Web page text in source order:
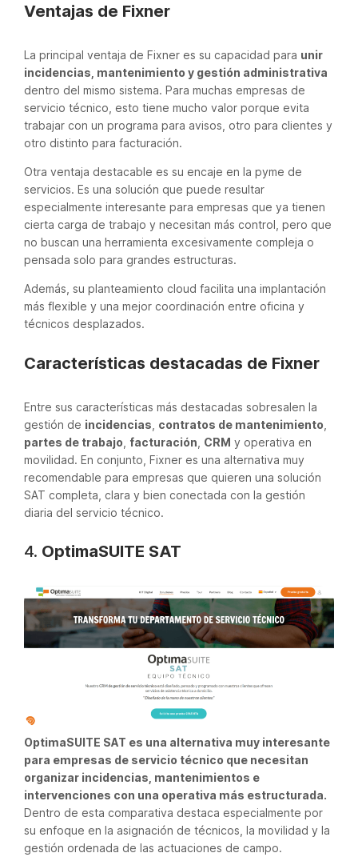
Ventajas de Fixner
La principal ventaja de Fixner es su capacidad para unir
incidencias, mantenimiento y gestión administrativa
dentro del mismo sistema. Para muchas empresas de
servicio técnico, esto tiene mucho valor porque evita
trabajar con un programa para avisos, otro para clientes y
otro distinto para facturación.
Otra ventaja destacable es su encaje en la pyme de
servicios. Es una solución que puede resultar
especialmente interesante para empresas que ya tienen
cierta carga de trabajo y necesitan más control, pero que
no buscan una herramienta excesivamente compleja o
pensada solo para grandes estructuras.
Además, su planteamiento cloud facilita una implantación
más flexible y una mejor coordinación entre oficina y
técnicos desplazados.
Características destacadas de Fixner
Entre sus características más destacadas sobresalen la
gestión de incidencias contratos de mantenimiento
partes de trabajo facturación CRM y operativa en
movilidad. En conjunto, Fixner es una alternativa muy
recomendable para empresas que quieren una solución
SAT completa, clara y bien conectada con la gestión
diaria del servicio técnico.
4. OptimaSUITE SAT
OptimaSUITE SAT es una alternativa muy interesante
para empresas de servicio técnico que necesitan
organizar incidencias, mantenimientos e
intervenciones con una operativa más estructurada.
Dentro de esta comparativa destaca especialmente por
su enfoque en la asignación de técnicos, la movilidad y la
gestión ordenada de las actuaciones de campo.